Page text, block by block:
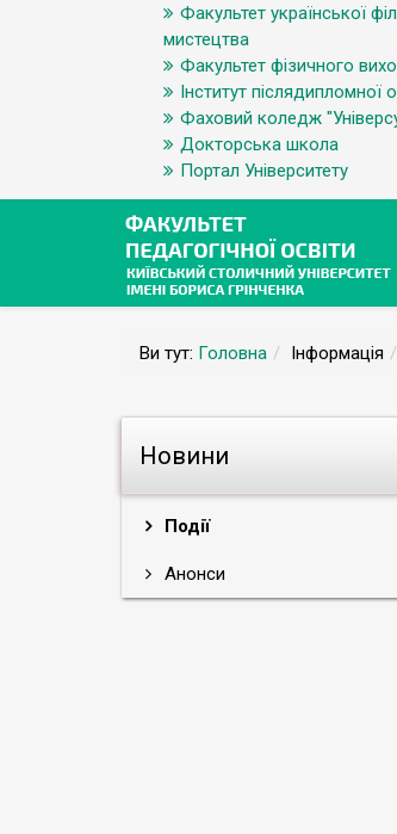
Факультет української
мистецтва
Факультет фізичного
Інститут післядипломної
Фаховий коледж
Докторська школа
Портал Університету
Ви тут: Головна Інформація
Новини
Події
Анонси